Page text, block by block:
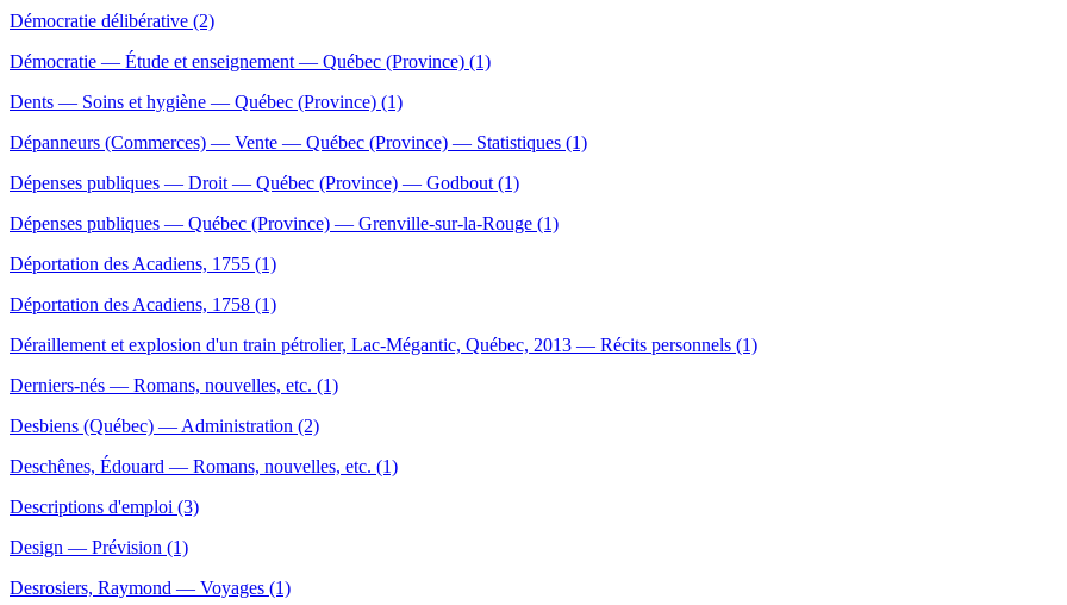
Démocratie délibérative (2)
Démocratie — Étude et enseignement — Québec (Province) (1)
Dents — Soins et hygiène — Québec (Province) (1)
Dépanneurs (Commerces) — Vente — Québec (Province) — Statistiques (1)
Dépenses publiques — Droit — Québec (Province) — Godbout (1)
Dépenses publiques — Québec (Province) — Grenville-sur-la-Rouge (1)
Déportation des Acadiens, 1755 (1)
Déportation des Acadiens, 1758 (1)
Déraillement et explosion d'un train pétrolier, Lac-Mégantic, Québec, 2013 — Récits personnels (1)
Derniers-nés — Romans, nouvelles, etc. (1)
Desbiens (Québec) — Administration (2)
Deschênes, Édouard — Romans, nouvelles, etc. (1)
Descriptions d'emploi (3)
Design — Prévision (1)
Desrosiers, Raymond — Voyages (1)